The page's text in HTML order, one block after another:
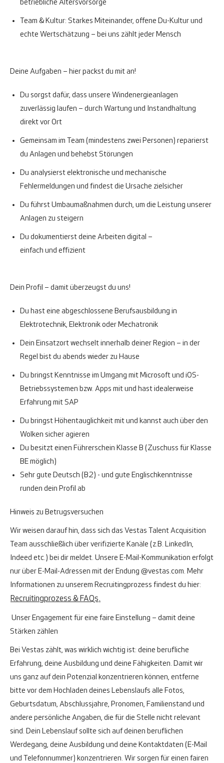
betriebliche Altersvorsorge
Team & Kultur: Starkes Miteinander, offene Du-Kultur und
echte Wertschätzung – bei uns zählt jeder Mensch
Deine Aufgaben – hier packst du mit an!
Du sorgst dafür, dass unsere Windenergieanlagen
zuverlässig laufen – durch Wartung und Instandhaltung
direkt vor Ort
Gemeinsam im Team (mindestens zwei Personen) reparierst
du Anlagen und behebst Störungen
Du analysierst elektronische und mechanische
Fehlermeldungen und findest die Ursache zielsicher
Du führst Umbaumaßnahmen durch, um die Leistung unserer
Anlagen zu steigern
Du dokumentierst deine Arbeiten digital –
einfach und effizient
Dein Profil – damit überzeugst du uns!
Du hast eine abgeschlossene Berufsausbildung in
Elektrotechnik, Elektronik oder Mechatronik
Dein Einsatzort wechselt innerhalb deiner Region – in der
Regel bist du abends wieder zu Hause
Du bringst Kenntnisse im Umgang mit Microsoft und iOS-
Betriebssystemen bzw. Apps mit und hast idealerweise
Erfahrung mit SAP
Du bringst Höhentauglichkeit mit und kannst auch über den
Wolken sicher agieren
Du besitzt einen Führerschein Klasse B (Zuschuss für Klasse
BE möglich)
Sehr gute Deutsch (B2) - und gute Englischkenntnisse
runden dein Profil ab
Hinweis zu Betrugsversuchen
Wir weisen darauf hin, dass sich das Vestas Talent Acquisition
Team ausschließlich über verifizierte Kanäle (z.B. LinkedIn,
Indeed etc.) bei dir meldet. Unsere E-Mail-Kommunikation erfolgt
nur über E-Mail-Adressen mit der Endung @vestas.com. Mehr
Informationen zu unserem Recruitingprozess findest du hier:
Recruitingprozess & FAQs.
Unser Engagement für eine faire Einstellung – damit deine
Stärken zählen
Bei Vestas zählt, was wirklich wichtig ist: deine berufliche
Erfahrung, deine Ausbildung und deine Fähigkeiten. Damit wir
uns ganz auf dein Potenzial konzentrieren können, entferne
bitte vor dem Hochladen deines Lebenslaufs alle Fotos,
Geburtsdatum, Abschlussjahre, Pronomen, Familienstand und
andere persönliche Angaben, die für die Stelle nicht relevant
sind. Dein Lebenslauf sollte sich auf deinen beruflichen
Werdegang, deine Ausbildung und deine Kontaktdaten (E-Mail
und Telefonnummer) konzentrieren. Wir sorgen für einen fairen